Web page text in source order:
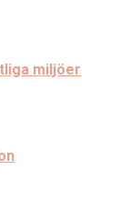
miljöer